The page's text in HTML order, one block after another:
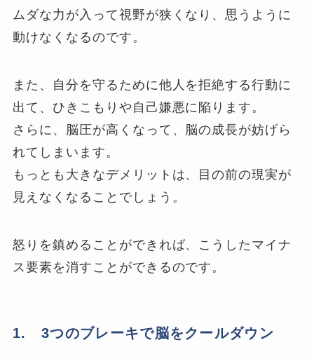
ムダな力が入って視野が狭くなり、思うように
動けなくなるのです。
また、自分を守るために他人を拒絶する行動に
出て、ひきこもりや自己嫌悪に陥ります。
さらに、脳圧が高くなって、脳の成長が妨げら
れてしまいます。
もっとも大きなデメリットは、目の前の現実が
見えなくなることでしょう。
怒りを鎮めることができれば、こうしたマイナ
ス要素を消すことができるのです。
1. 3つのブレーキで脳をクールダウン